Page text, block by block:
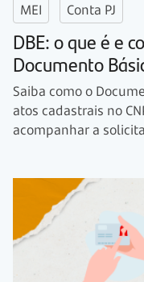
MEI Conta PJ
DBE: o que é e
Documento
Saiba como o
atos cadastrais no
acompanhar a